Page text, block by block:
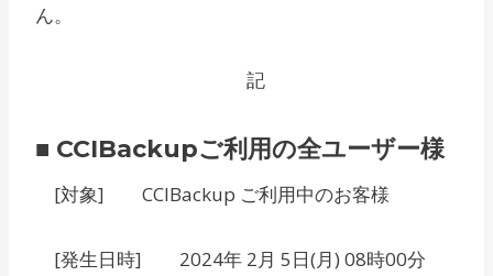
ん。
記
■ CCIBackupご利用の全ユーザー様
[対象] CCIBackup ご利用中のお客様
[発生日時] 2024年 2月 5日(月) 08時00分